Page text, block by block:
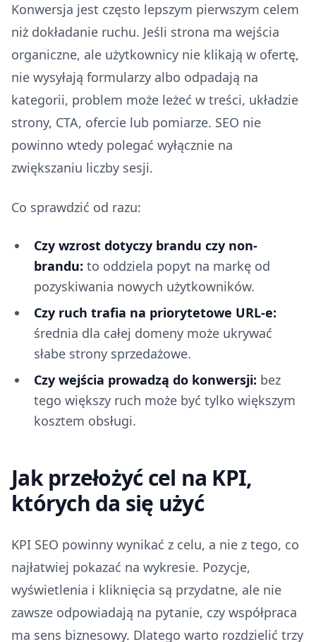
Konwersja jest często lepszym pierwszym celem
niż dokładanie ruchu. Jeśli strona ma wejścia
organiczne, ale użytkownicy nie klikają w ofertę,
nie wysyłają formularzy albo odpadają na
kategorii, problem może leżeć w treści, układzie
strony, CTA, ofercie lub pomiarze. SEO nie
powinno wtedy polegać wyłącznie na
zwiększaniu liczby sesji.
Co sprawdzić od razu:
Czy wzrost dotyczy brandu czy non-
brandu: to oddziela popyt na markę od
pozyskiwania nowych użytkowników.
Czy ruch trafia na priorytetowe URL-e:
średnia dla całej domeny może ukrywać
słabe strony sprzedażowe.
Czy wejścia prowadzą do konwersji: bez
tego większy ruch może być tylko większym
kosztem obsługi.
Jak przełożyć cel na KPI,
których da się użyć
KPI SEO powinny wynikać z celu, a nie z tego, co
najłatwiej pokazać na wykresie. Pozycje,
wyświetlenia i kliknięcia są przydatne, ale nie
zawsze odpowiadają na pytanie, czy współpraca
ma sens biznesowy. Dlatego warto rozdzielić trzy